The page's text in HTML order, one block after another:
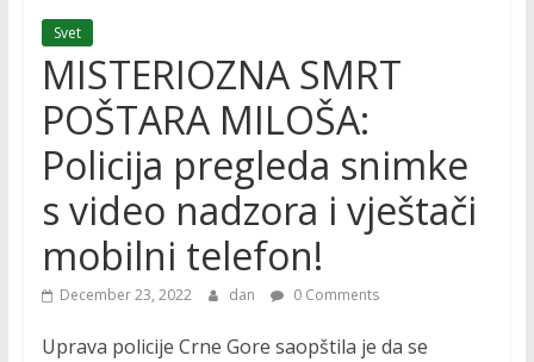
Svet
MISTERIOZNA SMRT
POŠTARA MILOŠA:
Policija pregleda snimke
s video nadzora i vještači
mobilni telefon!
December 23, 2022 dan 0 Comments
Uprava policije Crne Gore saopštila je da se